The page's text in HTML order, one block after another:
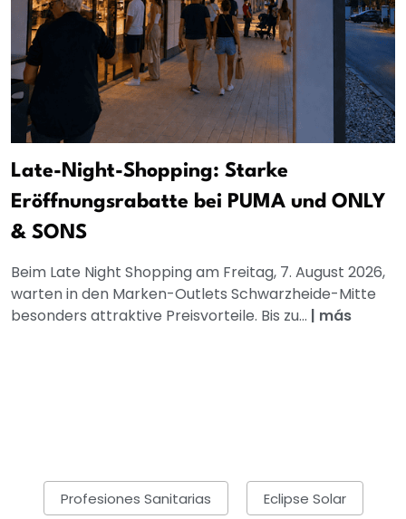
Late-Night-Shopping: Starke
Eröffnungsrabatte bei PUMA und ONLY
& SONS
Beim Late Night Shopping am Freitag, 7. August 2026,
warten in den Marken-Outlets Schwarzheide-Mitte
besonders attraktive Preisvorteile. Bis zu... | más
Profesiones Sanitarias Eclipse Solar